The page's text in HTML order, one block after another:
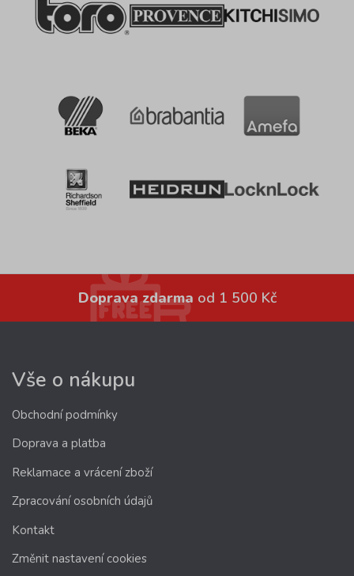
Doprava zdarma od 1 500 Kč
Vše o nákupu
Obchodní podmínky
Doprava a platba
Reklamace a vrácení zboží
Zpracování osobních údajů
Kontakt
Změnit nastavení cookies